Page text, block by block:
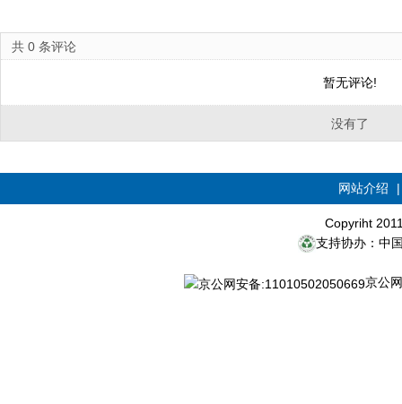
共 0 条评论
暂无评论!
没有了
网站介绍
Copyriht
支持协办：中
京公